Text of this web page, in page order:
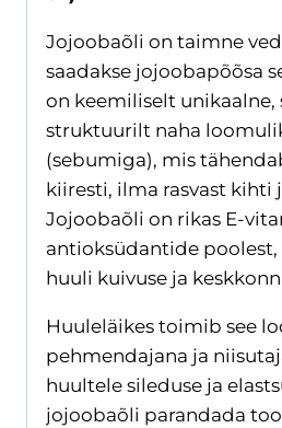
Jojoobaõli on taimne
saadakse jojoobapõõsa
on keemiliselt unikaalne,
struktuurilt naha
(sebumiga), mis
kiiresti, ilma rasvast kihti
Jojoobaõli on rikas E-
antioksüdantide poolest,
huuli kuivuse ja
Huuleläikes toimib see
pehmendajana ja
huultele sileduse ja
jojoobaõli parandada